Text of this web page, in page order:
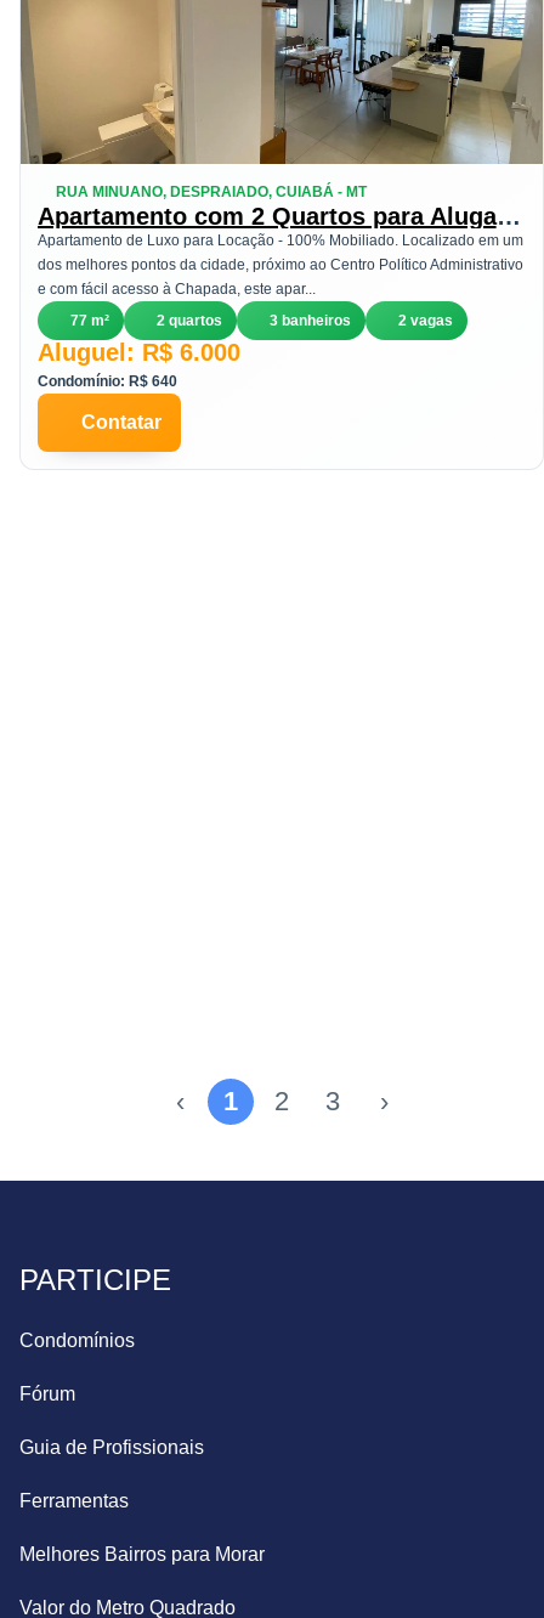
RUA MINUANO, DESPRAIADO, CUIABÁ - MT
Apartamento com 2 Quartos para Alugar,
77 m² em Despraiado - Cuiabá
Apartamento de Luxo para Locação - 100% Mobiliado. Localizado em um
dos melhores pontos da cidade, próximo ao Centro Político Administrativo
e com fácil acesso à Chapada, este apar...
77 m²
2 quartos 3 banheiros 2 vagas
Aluguel: R$ 6.000
Condomínio: R$ 640
Contatar
‹ 1 2 3 ›
PARTICIPE
Condomínios
Fórum
Guia de Profissionais
Ferramentas
Melhores Bairros para Morar
Valor do Metro Quadrado